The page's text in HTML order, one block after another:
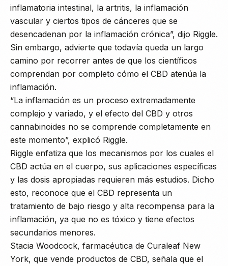
inflamatoria intestinal, la artritis, la inflamación
vascular y ciertos tipos de cánceres que se
desencadenan por la inflamación crónica”, dijo Riggle.
Sin embargo, advierte que todavía queda un largo
camino por recorrer antes de que los científicos
comprendan por completo cómo el CBD atenúa la
inflamación.
“La inflamación es un proceso extremadamente
complejo y variado, y el efecto del CBD y otros
cannabinoides no se comprende completamente en
este momento”, explicó Riggle.
Riggle enfatiza que los mecanismos por los cuales el
CBD actúa en el cuerpo, sus aplicaciones específicas
y las dosis apropiadas requieren más estudios. Dicho
esto, reconoce que el CBD representa un
tratamiento de bajo riesgo y alta recompensa para la
inflamación, ya que no es tóxico y tiene efectos
secundarios menores.
Stacia Woodcock, farmacéutica de Curaleaf New
York, que vende productos de CBD, señala que el